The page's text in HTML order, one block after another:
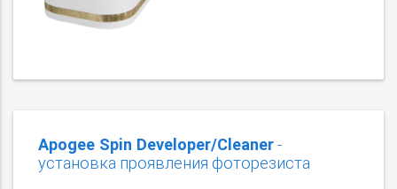
Apogee Spin Developer/Cleaner-
установка проявления фоторезиста